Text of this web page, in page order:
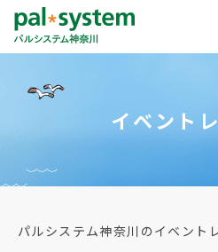
イベント
パルシステム神奈川のイベント